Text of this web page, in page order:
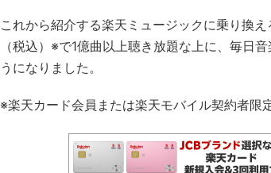
これから紹介する楽天ミュージックに乗り換
（税込）※で1億曲以上聴き放題な上に、毎日
うになりました。
※楽天カード会員または楽天モバイル契約者限